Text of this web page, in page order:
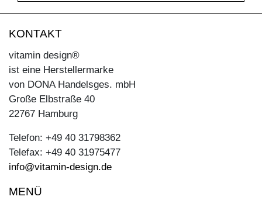
KONTAKT
vitamin design®
ist eine Herstellermarke
von DONA Handelsges. mbH
Große Elbstraße 40
22767 Hamburg
Telefon: +49 40 31798362
Telefax: +49 40 31975477
info@vitamin-design.de
MENÜ